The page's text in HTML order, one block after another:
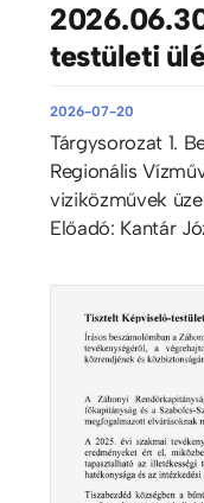
testületi
2026-07-20
Tárgysorozat 1.
Regionális
viziközművek
Előadó: Kantár